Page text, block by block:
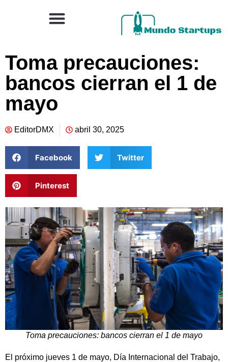
Toma precauciones:
bancos cierran el 1 de
mayo
EditorDMX abril 30, 2025
Facebook Twitter
Pinterest
Toma precauciones: bancos cierran el 1 de mayo
El próximo jueves 1 de mayo, Día Internacional del Trabajo,